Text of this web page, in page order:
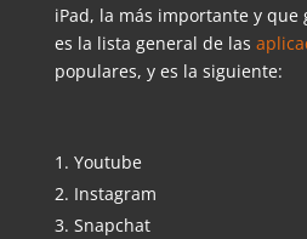
iPad, la más importante y que
es la lista general de las
populares, y es la siguiente:
Youtube
Instagram
Snapchat